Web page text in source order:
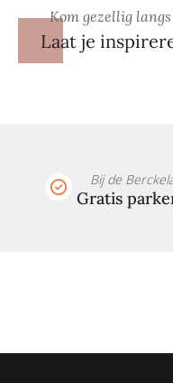
Kom gezellig langs
Laat je
Bij de
Gratis